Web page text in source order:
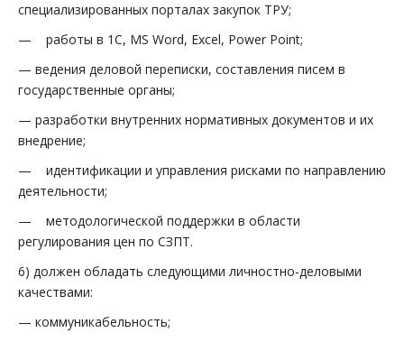
специализированных порталах закупок ТРУ;
— работы в 1С, MS Word, Excel, Power Point;
— ведения деловой переписки, составления писем в
государственные органы;
— разработки внутренних нормативных документов и их
внедрение;
— идентификации и управления рисками по направлению
деятельности;
— методологической поддержки в области
регулирования цен по СЗПТ.
6) должен обладать следующими личностно-деловыми
качествами:
— коммуникабельность;